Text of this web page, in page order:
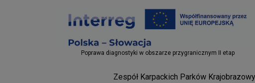
Projekty EU
Poprawa diagnostyki w obszarze przygranicznym II etap
Zespół Karpackich Parków